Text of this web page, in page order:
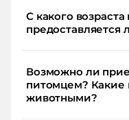
С какого
предоставляется
Возможно ли
питомцем? Какие
животными?